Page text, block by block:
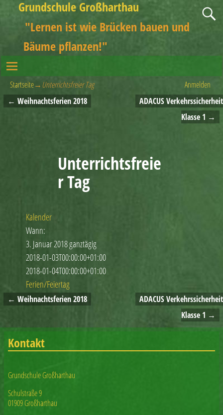
Grundschule Großharthau
"Lernen ist wie Brücken bauen und
Bäume pflanzen!"
Startseite→ Unterrichtsfreier Tag Anmelden
Artikelnavigation
← Weihnachtsferien 2018
ADACUS Verkehrssicherheit
Klasse 1 →
Unterrichtsfreie
r Tag
Kalender
Wann:
3. Januar 2018ganztägig
2018-01-03T00:00:00+01:00
2018-01-04T00:00:00+01:00
Ferien/Feiertag
Artikelnavigation
← Weihnachtsferien 2018
ADACUS Verkehrssicherheit
Klasse 1 →
Kontakt
Grundschule Großharthau
Schulstraße 9
01909 Großharthau